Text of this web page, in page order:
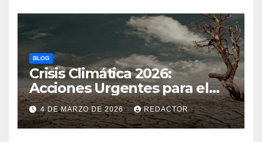
BLOG
Crisis Climática 2026:
Acciones Urgentes para el
Planeta
4 DE MARZO DE 2026 REDACTOR